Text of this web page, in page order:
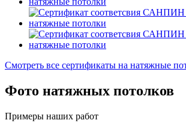
Смотреть все сертификаты на натяжные
Фото натяжных потолков
Примеры наших работ